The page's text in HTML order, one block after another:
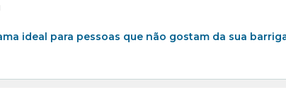
ideal para pessoas que não gostam da sua